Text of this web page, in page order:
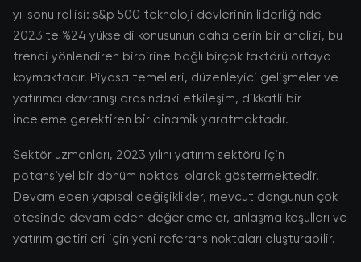
yıl sonu rallisi: s&p 500 teknoloji devlerinin liderliğinde
2023'te %24 yükseldi konusunun daha derin bir analizi, bu
trendi yönlendiren birbirine bağlı birçok faktörü ortaya
koymaktadır. Piyasa temelleri, düzenleyici gelişmeler ve
yatırımcı davranışı arasındaki etkileşim, dikkatli bir
inceleme gerektiren bir dinamik yaratmaktadır.
Sektör uzmanları, 2023 yılını yatırım sektörü için
potansiyel bir dönüm noktası olarak göstermektedir.
Devam eden yapısal değişiklikler, mevcut döngünün çok
ötesinde devam eden değerlemeler, anlaşma koşulları ve
yatırım getirileri için yeni referans noktaları oluşturabilir.